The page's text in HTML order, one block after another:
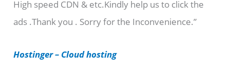
o
r
e
High speed CDN & etc.Kindly help us to click the
ads .Thank you . Sorry for the Inconvenience.”
Hostinger – Cloud hosting